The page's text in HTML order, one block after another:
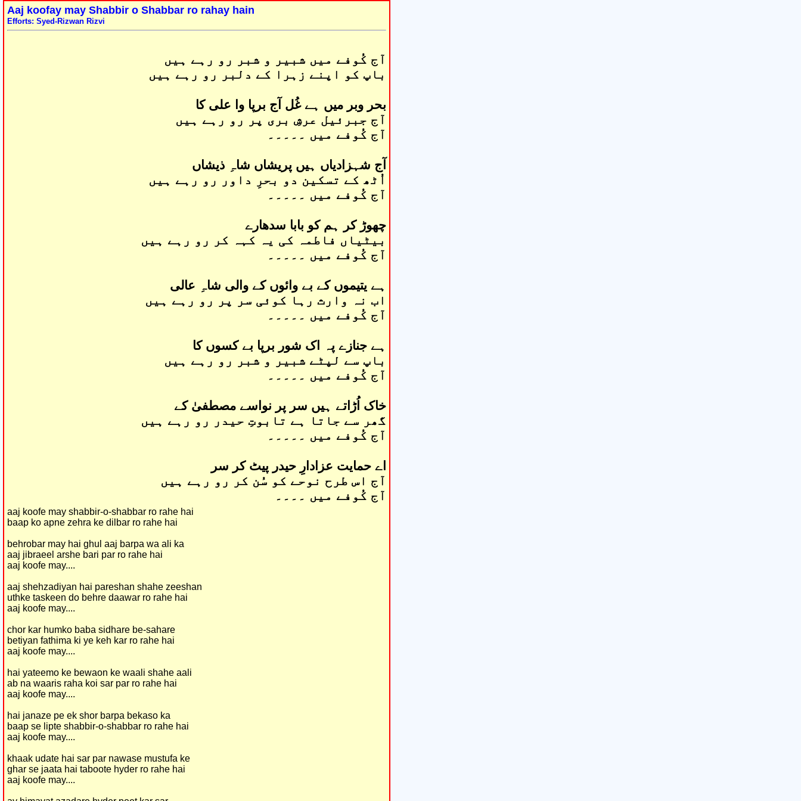
Aaj koofay may Shabbir o Shabbar ro rahay hain
Efforts: Syed-Rizwan Rizvi
آج کُوفے میں شبیر و شبر رو رہے ہیں
باپ کو اپنے زہرا کے دلبر رو رہے ہیں
بحر وبر میں ہے غُل آج برپا وا علی کا
آج جبرئیل عرشِ بری پر رو رہے ہیں
آج کُوفے میں ۔۔۔۔۔
آج شہزادیاں ہیں پریشاں شاہِ ذیشاں
اُٹھ کے تسکین دو بحرِ داور رو رہے ہیں
آج کُوفے میں ۔۔۔۔۔
چھوڑ کر ہم کو بابا سدھارے
بیٹیاں فاطمہ کی یہ کہہ کر رو رہے ہیں
آج کُوفے میں ۔۔۔۔۔
ہے یتیموں کے بے وائوں کے والی شاہِ عالی
اب نہ وارث رہا کوئی سر پر رو رہے ہیں
آج کُوفے میں ۔۔۔۔۔
ہے جنازے پہ اک شور برپا بے کسوں کا
باپ سے لپٹے شبیر و شبر رو رہے ہیں
آج کُوفے میں ۔۔۔۔۔
خاک اُڑاتے ہیں سر پر نواسے مصطفیٰ کے
گھر سے جاتا ہے تابوتِ حیدر رو رہے ہیں
آج کُوفے میں ۔۔۔۔۔
اے حمایت عزادارِ حیدر پیٹ کر سر
آج اس طرح نوحے کو سُن کر رو رہے ہیں
آج کُوفے میں ۔۔۔۔
aaj koofe may shabbir-o-shabbar ro rahe hai
baap ko apne zehra ke dilbar ro rahe hai
behrobar may hai ghul aaj barpa wa ali ka
aaj jibraeel arshe bari par ro rahe hai
aaj koofe may....
aaj shehzadiyan hai pareshan shahe zeeshan
uthke taskeen do behre daawar ro rahe hai
aaj koofe may....
chor kar humko baba sidhare be-sahare
betiyan fathima ki ye keh kar ro rahe hai
aaj koofe may....
hai yateemo ke bewaon ke waali shahe aali
ab na waaris raha koi sar par ro rahe hai
aaj koofe may....
hai janaze pe ek shor barpa bekaso ka
baap se lipte shabbir-o-shabbar ro rahe hai
aaj koofe may....
khaak udate hai sar par nawase mustufa ke
ghar se jaata hai taboote hyder ro rahe hai
aaj koofe may....